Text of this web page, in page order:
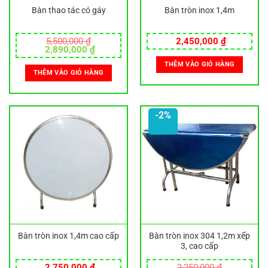
Bàn thao tác có gáy
5,500,000₫
Giá
gốc
là:
5,500,000 ₫.
2,890,000 ₫Giá
hiện
tại
là:
2,890,000 ₫.
THÊM VÀO GIỎ HÀNG
Bàn tròn inox 1,4m
2,450,000 ₫
THÊM VÀO GIỎ HÀNG
Bàn tròn inox 1,4m cao cấp
-2%
Bàn tròn inox 304 1,2m xếp
3, cao cấp